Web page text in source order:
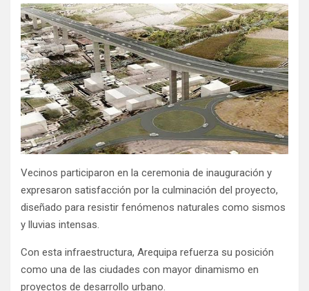
Vecinos participaron en la ceremonia de inauguración y
expresaron satisfacción por la culminación del proyecto,
diseñado para resistir fenómenos naturales como sismos
y lluvias intensas.
Con esta infraestructura, Arequipa refuerza su posición
como una de las ciudades con mayor dinamismo en
proyectos de desarrollo urbano.